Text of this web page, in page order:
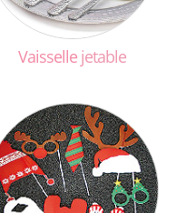
Vaisselle jetable